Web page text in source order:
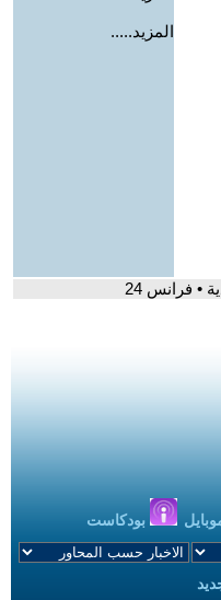
المزيد.....
• فرانس 24
بودكاست